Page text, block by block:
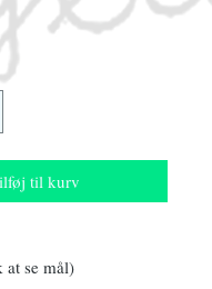
til kurv
at se mål)